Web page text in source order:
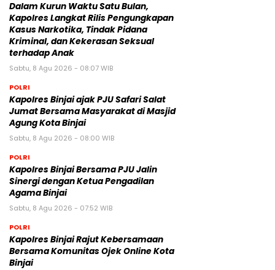
Dalam Kurun Waktu Satu Bulan,
Kapolres Langkat Rilis Pengungkapan
Kasus Narkotika, Tindak Pidana
Kriminal, dan Kekerasan Seksual
terhadap Anak
Sabtu, 8 Agu 2026 - 08:07 WIB
POLRI
Kapolres Binjai ajak PJU Safari Salat
Jumat Bersama Masyarakat di Masjid
Agung Kota Binjai
Sabtu, 8 Agu 2026 - 08:00 WIB
POLRI
Kapolres Binjai Bersama PJU Jalin
Sinergi dengan Ketua Pengadilan
Agama Binjai
Sabtu, 8 Agu 2026 - 07:52 WIB
POLRI
Kapolres Binjai Rajut Kebersamaan
Bersama Komunitas Ojek Online Kota
Binjai